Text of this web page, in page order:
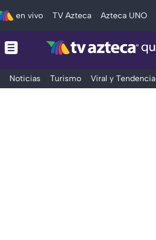
en vivo TV Azteca Azteca UNO
Noticias Turismo Viral y Tendencia